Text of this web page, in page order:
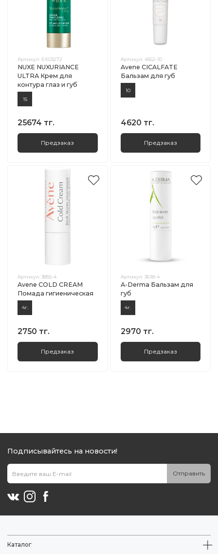
Артикул: EX03272
NUXE NUXURIANCE
ULTRA Крем для
контура глаз и губ
15
25674 тг.
Предзаказ
Артикул: 4552-10
Avene CICALFATE
Бальзам для губ
10
4620 тг.
Предзаказ
Артикул: 3855-4
Avene COLD CREAM
Помада гигиеническая
4г.
2750 тг.
Предзаказ
Артикул: 3618-4
A-Derma Бальзам для
губ
4г.
2970 тг.
Предзаказ
Подписывайтесь на новости!
Отправить
Каталог